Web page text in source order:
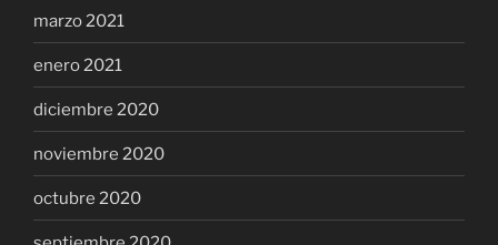
marzo 2021
enero 2021
diciembre 2020
noviembre 2020
octubre 2020